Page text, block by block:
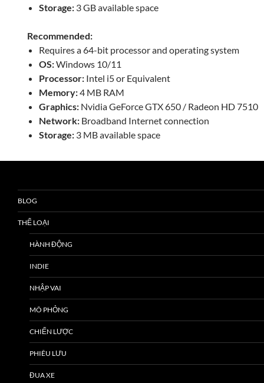
Storage: 3 GB available space
Recommended:
Requires a 64-bit processor and operating system
OS:Windows 10/11
Processor: Intel i5 or Equivalent
Memory:4 MB RAM
Graphics: Nvidia GeForce GTX 650 / Radeon HD 7510
Network: Broadband Internet connection
Storage: 3 MB available space
BLOG
THỂ LOẠI
HÀNH ĐỘNG
INDIE
NHẬP VAI
MÔ PHỎNG
CHIẾN LƯỢC
PHIÊU LƯU
ĐUA XE